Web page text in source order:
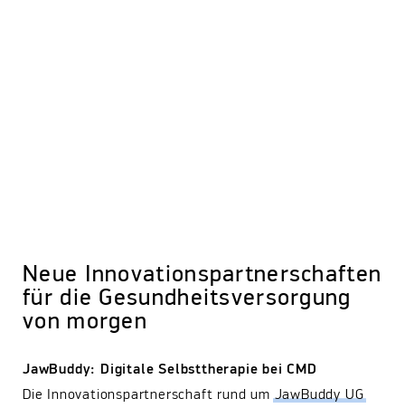
Neue Innovationspartnerschaften
für die Gesundheitsversorgung
von morgen
JawBuddy: Digitale Selbsttherapie bei CMD
Die Innovationspartnerschaft rund umJawBuddy UG